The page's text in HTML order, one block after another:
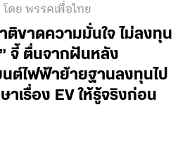
โดย พรรคเพื่อไทย
ติขาดความมั่นใจ ไม่ลงทุน
จี้ ตื่นจากฝันหลัง
ต์ไฟฟ้าย้ายฐานลงทุนไป
าเรื่อง EV ให้รู้จริงก่อน